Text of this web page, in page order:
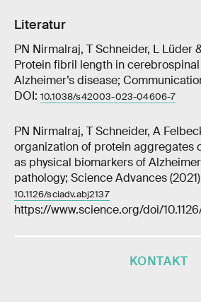
Literatur
PN Nirmalraj, T Schneider, L Lüder
Protein fibril length in
Alzheimer’s disease;
DOI: 10.1038/s42003-023-04606-7
PN Nirmalraj, T Schneider, A
organization of protein aggregates
as physical biomarkers of
pathology; Science Advances
10.1126/sciadv.abj2137
https://www.science.org/doi/
KONTAKT